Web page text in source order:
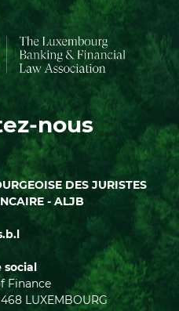
nous
DES JURISTES
- ALJB
social
Finance
LUXEMBOURG